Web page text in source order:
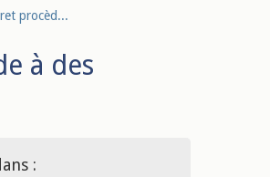
procèd...
à des
: